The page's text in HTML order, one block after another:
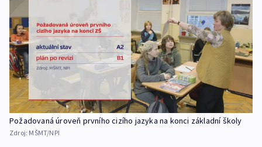
Požadovaná úroveň prvního cizího jazyka na konci základní školy
Zdroj: MŠMT/NPI